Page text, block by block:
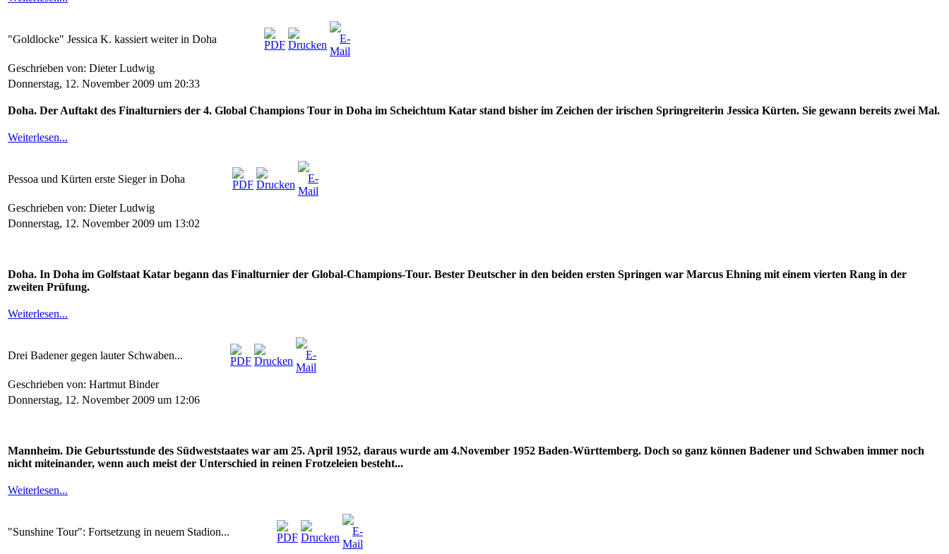
"Goldlocke" Jessica K. kassiert weiter in Doha
Geschrieben von: Dieter Ludwig
Donnerstag, 12. November 2009 um 20:33
Doha. Der Auftakt des Finalturniers der 4. Global Champions Tour in Doha im Scheichtum Katar stand bisher im Zeichen der irischen Springreiterin Jessica Kürten. Sie gewann bereits zwei Mal.
Weiterlesen...
Pessoa und Kürten erste Sieger in Doha
Geschrieben von: Dieter Ludwig
Donnerstag, 12. November 2009 um 13:02
Doha. In Doha im Golfstaat Katar begann das Finalturnier der Global-Champions-Tour. Bester Deutscher in den beiden ersten Springen war Marcus Ehning mit einem vierten Rang in der
zweiten Prüfung.
Weiterlesen...
Drei Badener gegen lauter Schwaben...
Geschrieben von: Hartmut Binder
Donnerstag, 12. November 2009 um 12:06
Mannheim. Die Geburtsstunde des Südweststaates war am 25. April 1952, daraus wurde am 4.November 1952 Baden-Württemberg. Doch so ganz können Badener und Schwaben immer noch
nicht miteinander, wenn auch meist der Unterschied in reinen Frotzeleien besteht...
Weiterlesen...
"Sunshine Tour": Fortsetzung in neuem Stadion...